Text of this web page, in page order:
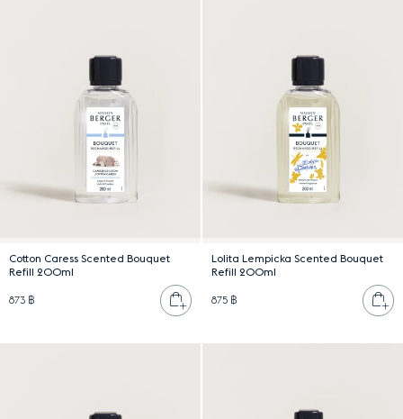
Cotton Caress Scented Bouquet
Refill 200ml
873 ฿ เพิ่มลงตะกร้า
Lolita Lempicka Scented Bouquet
Refill 200ml
875 ฿ เ